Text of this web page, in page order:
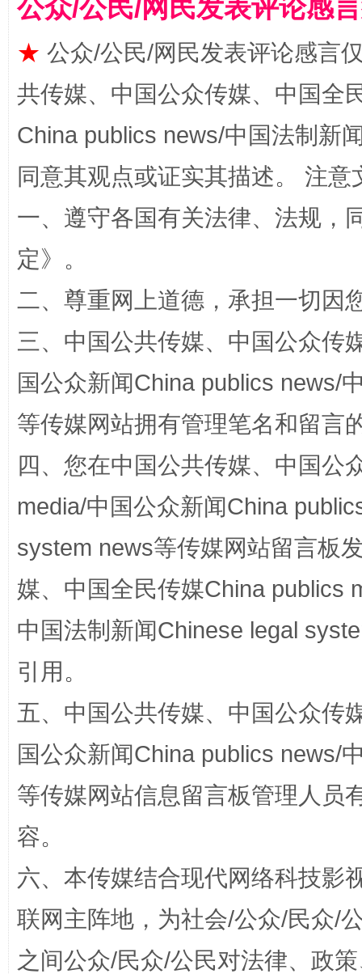
解纷+调解+退费，一次搞定
站台名比不上好声名
漫山遍野的桃花与雪山、麦地、白藏房 除
公众/公民/网民发表评论感
★ 公众/公民/网民发表评论感言
共传媒、中国公众传媒、中国全
China publics news/中国法制新
同意其观点或证实其描述。 注
一、遵守各国有关法律、法规，
定》。
二、尊重网上道德，承担一切因
三、中国公共传媒、中国公众传
国公众新闻China publics news/
等传媒网站拥有管理笔名和留言
四、您在中国公共传媒、中国公
media/中国公众新闻China
system news等传媒网站留言板
媒、中国全民传媒China publics
中国法制新闻Chinese legal
引用。
五、中国公共传媒、中国公众传
国公众新闻China publics news/
等传媒网站信息留言板管理人员
容。
六、本传媒结合现代网络科技影
联网主阵地，为社会/公众/民众/
之间公众/民众/公民对法律、政